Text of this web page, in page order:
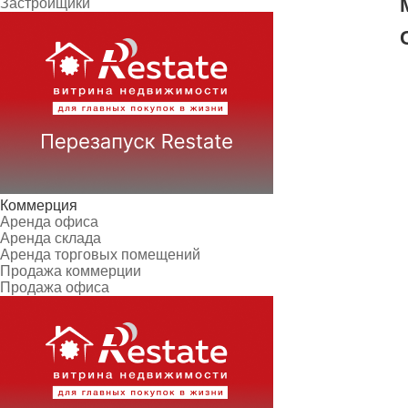
Застройщики
Коммерция
Аренда офиса
Аренда склада
Аренда торговых помещений
Продажа коммерции
Продажа офиса